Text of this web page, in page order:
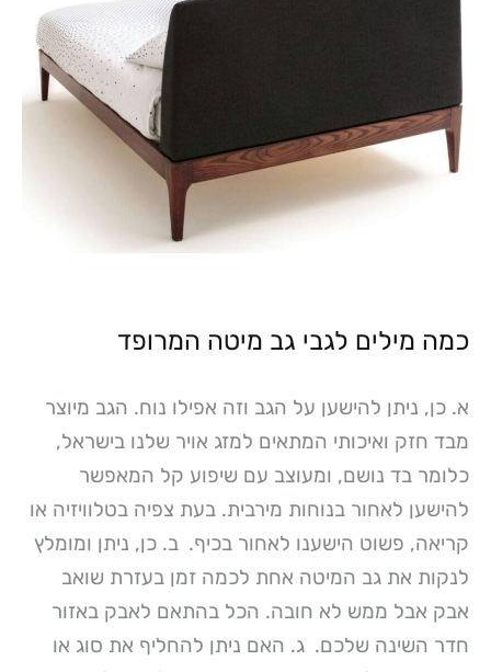
כמה מילים לגבי גב מיטה המרופד
א. כן, ניתן להישען על הגב וזה אפילו נוח. הגב מיוצר
מבד חזק ואיכותי המתאים למזג אויר שלנו בישראל,
כלומר בד נושם, ומעוצב עם שיפוע קל המאפשר
להישען לאחור בנוחות מירבית. בעת צפיה בטלוויזיה או
קריאה, פשוט הישענו לאחור בכיף. ב. כן, ניתן ומומלץ
לנקות את גב המיטה אחת לכמה זמן בעזרת שואב
אבק אבל ממש לא חובה. הכל בהתאם לאבק באזור
חדר השינה שלכם. ג. האם ניתן להחליף את סוג או